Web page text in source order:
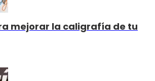
mejorar la caligrafía de tu